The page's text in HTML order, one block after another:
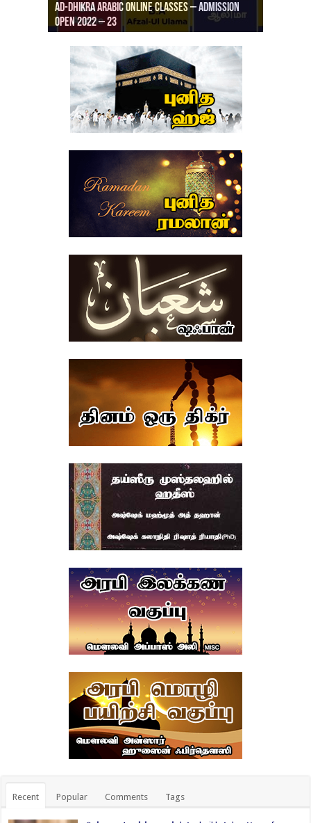
Ad-Dhikra Arabic Online Classes – Admission
Open 2022 – 23
Ad-Dhikra Arabic Online Classes – BA Arabic
AD DHIKRA ARABIC COLLEGE ADMISSION
ரியாத் ஜும்ஆ தமிழாக்கம், Jamia Al Hajiri
Masjid (Kuwait Masjid), Malaz, Riyadh
Recent Popular Comments Tags